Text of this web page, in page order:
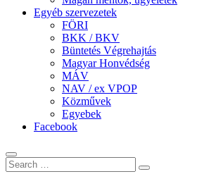
Egyéb szervezetek
FÖRI
BKK / BKV
Büntetés Végrehajtás
Magyar Honvédség
MÁV
NAV / ex VPOP
Közművek
Egyebek
Facebook